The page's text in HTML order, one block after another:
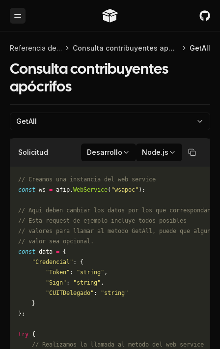
Toggle Menu
Referencia de API Consulta contribuyentes apócrifos GetAll
Consulta contribuyentes
apócrifos
GetAll
Solicitud Desarrollo Node.js Copiar
// Creamos una instancia del web service
const ws = afip.WebService( "wsapoc" );
// Aqui deben cambiar los datos por los que correspondan.
// Esta request de ejemplo incluye todos posibles
// valores para llamar al metodo GetAll, puede que algun
// valor sea opcional.
const data = {
    "Credencial"
: {
        "Token"
: "string" ,
        "Sign"
: "string" ,
        "CUITDelegado"
:
"string"
    }
};
try {
    // Realizamos la llamada al metodo del web service